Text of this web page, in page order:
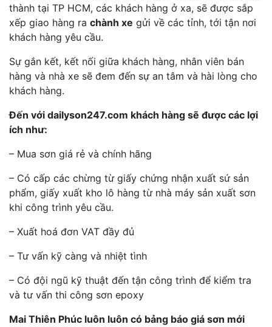
thành tại TP HCM, các khách hàng ở xa, sẽ được sắp
xếp giao hàng ra chành xe gửi về các tỉnh, tới tận nơi
khách hàng yêu cầu.
Sự gắn kết, kết nối giữa khách hàng, nhân viên bán
hàng và nhà xe sẽ đem đến sự an tâm và hài lòng cho
khách hàng.
Đến với dailyson247.com khách hàng sẽ được các lợi
ích như:
– Mua sơn giá rẻ và chính hãng
– Có cấp các chừng từ giấy chứng nhận xuất sứ sản
phẩm, giấy xuất kho lô hàng từ nhà máy sản xuất sơn
khi công trình yêu cầu.
– Xuất hoá đơn VAT đầy đủ
– Tư vấn kỹ càng và nhiệt tình
– Có đội ngũ kỹ thuật đến tận công trình để kiểm tra
và tư vấn thi công sơn epoxy
Mai Thiên Phúc luôn luôn có bảng báo giá sơn mới